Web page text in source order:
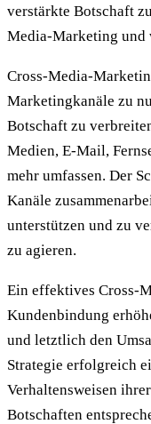
verstärkte Botschaft
Media-Marketing und
Cross-Media-
Marketingkanäle zu
Botschaft zu
Medien, E-Mail,
mehr umfassen. Der
Kanäle
unterstützen und zu
zu agieren.
Ein effektives Cross-
Kundenbindung
und letztlich den
Strategie erfolgreich
Verhaltensweisen
Botschaften